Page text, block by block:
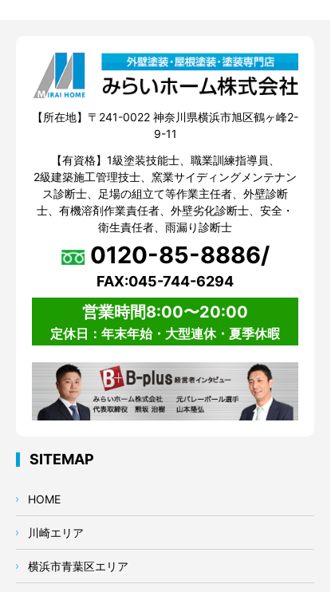
【所在地】〒241-0022 神奈川県横浜市旭区鶴ヶ峰2-
9-11
【有資格】1級塗装技能士、職業訓練指導員、
2級建築施工管理技士、窯業サイディングメンテナン
ス診断士、足場の組立て等作業主任者、外壁診断
士、有機溶剤作業責任者、外壁劣化診断士、安全・
衛生責任者、雨漏り診断士
0120-85-8886/
FAX:045-744-6294
営業時間8:00〜20:00
定休日：年末年始・大型連休・夏季休暇
SITEMAP
HOME
川崎エリア
横浜市青葉区エリア